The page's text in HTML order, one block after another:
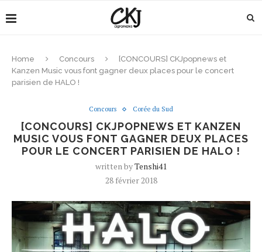
Home Concours
[CONCOURS] CKJpopnews et
Kanzen Music vous font gagner deux places pour le concert
parisien de HALO !
Concours Corée du Sud
[CONCOURS] CKJPOPNEWS ET KANZEN
MUSIC VOUS FONT GAGNER DEUX PLACES
POUR LE CONCERT PARISIEN DE HALO !
written byTenshi41
28 février 2018